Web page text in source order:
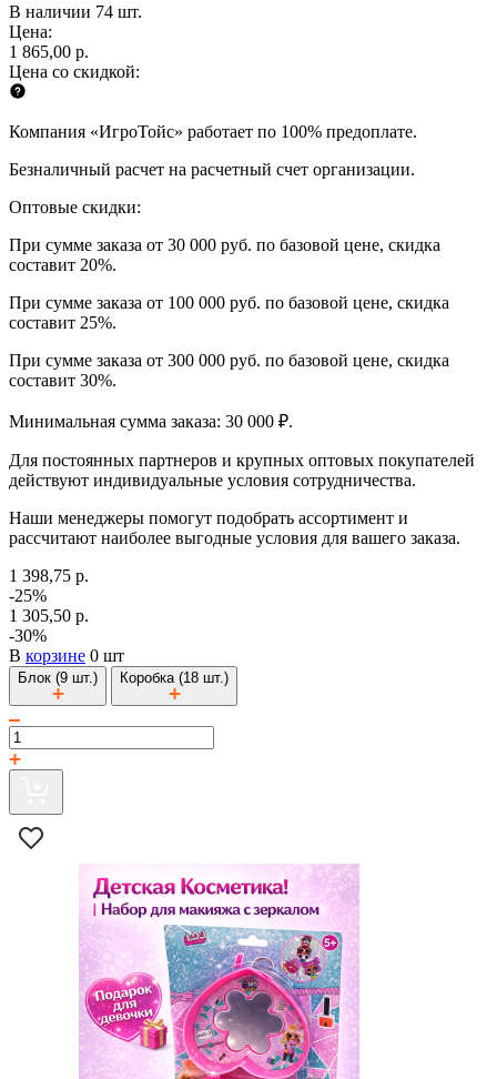
В наличии 74 шт.
Цена:
1 865,00 р.
Цена со скидкой:
Компания «ИгроТойс» работает по 100% предоплате.
Безналичный расчет на расчетный счет организации.
Оптовые скидки:
При сумме заказа от 30 000 руб. по базовой цене, скидка
составит 20%.
При сумме заказа от 100 000 руб. по базовой цене, скидка
составит 25%.
При сумме заказа от 300 000 руб. по базовой цене, скидка
составит 30%.
Минимальная сумма заказа: 30 000 ₽.
Для постоянных партнеров и крупных оптовых покупателей
действуют индивидуальные условия сотрудничества.
Наши менеджеры помогут подобрать ассортимент и
рассчитают наиболее выгодные условия для вашего заказа.
1 398,75 р.
-25%
1 305,50 р.
-30%
В корзине 0 шт
Блок (9 шт.) Коробка (18 шт.)